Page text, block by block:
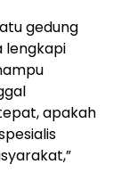
gedung
lengkapi
apakah